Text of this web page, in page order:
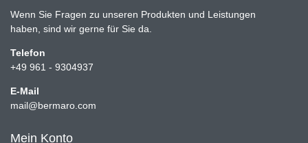
Wenn Sie Fragen zu unseren Produkten und Leistungen
haben, sind wir gerne für Sie da.
Telefon
+49 961 - 9304937
E-Mail
mail@bermaro.com
Mein Konto